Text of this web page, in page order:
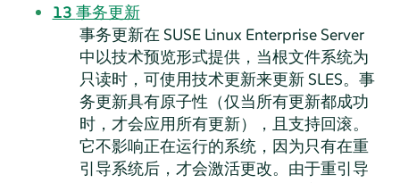
13 事务更新
事务更新在 SUSE Linux Enterprise Server
中以技术预览形式提供，当根文件系统为
只读时，可使用技术更新来更新 SLES。事
务更新具有原子性（仅当所有更新都成功
时，才会应用所有更新），且支持回滚。
它不影响正在运行的系统，因为只有在重
引导系统后，才会激活更改。由于重引导